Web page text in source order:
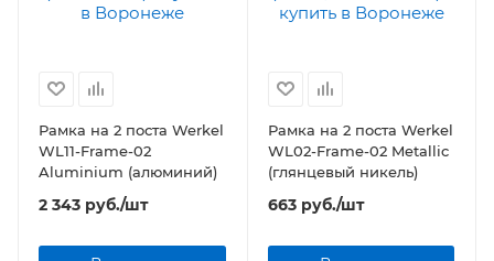
Рамка на 2 поста Werkel
WL11-Frame-02
Aluminium (алюминий)
2 343 руб./шт
Рамка на 2 поста Werkel
WL02-Frame-02 Metallic
(глянцевый никель)
663руб./шт